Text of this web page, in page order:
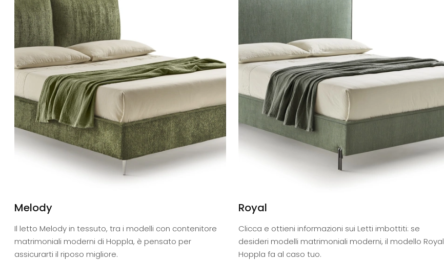
Melody
Il letto Melody in tessuto, tra i modelli con contenitore
matrimoniali moderni di Hoppla, è pensato per
assicurarti il riposo migliore.
Royal
Clicca e ottieni informazioni sui Letti imbottiti: se
desideri modelli matrimoniali moderni, il modello Royal
Hoppla fa al caso tuo.